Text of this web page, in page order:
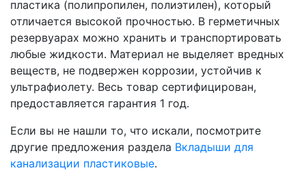
пластика (полипропилен, полиэтилен), который
отличается высокой прочностью. В герметичных
резервуарах можно хранить и транспортировать
любые жидкости. Материал не выделяет вредных
веществ, не подвержен коррозии, устойчив к
ультрафиолету. Весь товар сертифицирован,
предоставляется гарантия 1 год.
Если вы не нашли то, что искали, посмотрите
другие предложения раздела Вкладыши для
канализации пластиковые.